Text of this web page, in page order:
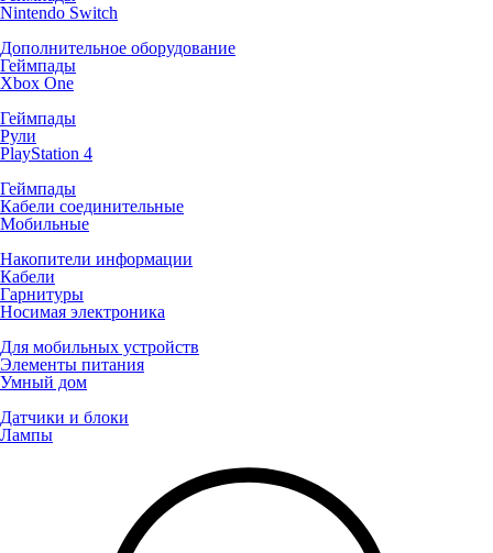
Nintendo Switch
Дополнительное оборудование
Геймпады
Xbox One
Геймпады
Рули
PlayStation 4
Геймпады
Кабели соединительные
Мобильные
Накопители информации
Кабели
Гарнитуры
Носимая электроника
Для мобильных устройств
Элементы питания
Умный дом
Датчики и блоки
Лампы